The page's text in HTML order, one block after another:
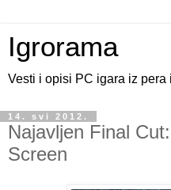
Igrorama
Vesti i opisi PC igara iz
14. svi 2012.
Najavljen Final
Screen